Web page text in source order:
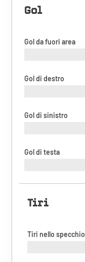
Gol
Gol da fuori area
Gol di destro
Gol di sinistro
Gol di testa
Tiri
Tiri nello specchio